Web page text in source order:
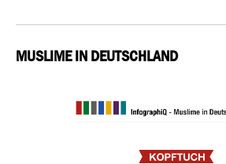
MUSLIME IN DEUTSCHLAND